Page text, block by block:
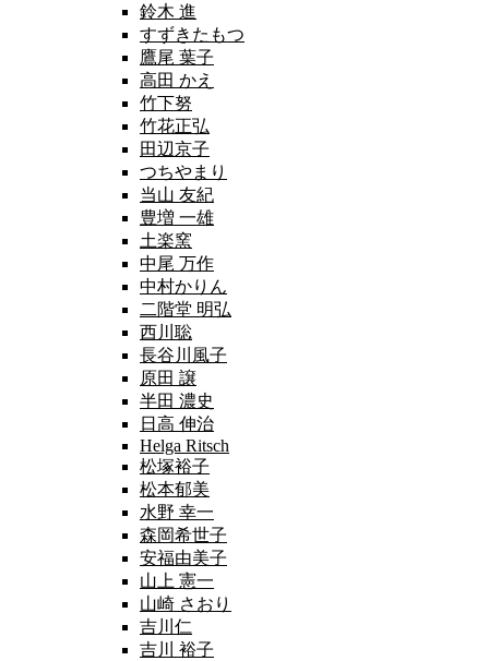
鈴木 進
すずきたもつ
鷹尾 葉子
高田 かえ
竹下努
竹花正弘
田辺京子
つちやまり
当山 友紀
豊増 一雄
土楽窯
中尾 万作
中村かりん
二階堂 明弘
西川聡
長谷川風子
原田 譲
半田 濃史
日高 伸治
Helga Ritsch
松塚裕子
松本郁美
水野 幸一
森岡希世子
安福由美子
山上 憲一
山崎 さおり
吉川仁
吉川 裕子